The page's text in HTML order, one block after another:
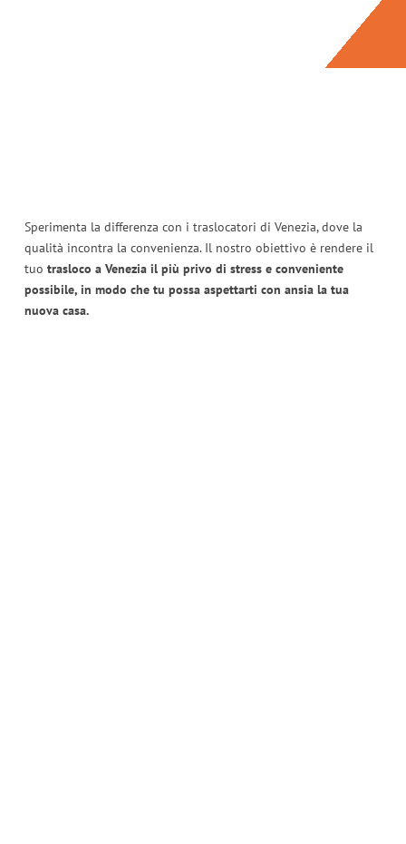
Sperimenta la differenza con i traslocatori di Venezia, dove la
qualità incontra la convenienza. Il nostro obiettivo è rendere il
tuo trasloco a Venezia il più privo di stress e conveniente
possibile, in modo che tu possa aspettarti con ansia la tua
nuova casa.